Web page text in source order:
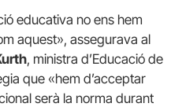
educativa no ens hem
aquest», assegurava al
, ministra d’Educació de
que «hem d’acceptar
serà la norma durant